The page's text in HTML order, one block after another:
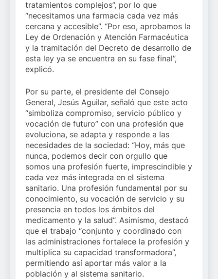
tratamientos complejos”, por lo que
“necesitamos una farmacia cada vez más
cercana y accesible”. “Por eso, aprobamos la
Ley de Ordenación y Atención Farmacéutica
y la tramitación del Decreto de desarrollo de
esta ley ya se encuentra en su fase final”,
explicó.
Por su parte, el presidente del Consejo
General, Jesús Aguilar, señaló que este acto
“simboliza compromiso, servicio público y
vocación de futuro” con una profesión que
evoluciona, se adapta y responde a las
necesidades de la sociedad: “Hoy, más que
nunca, podemos decir con orgullo que
somos una profesión fuerte, imprescindible y
cada vez más integrada en el sistema
sanitario. Una profesión fundamental por su
conocimiento, su vocación de servicio y su
presencia en todos los ámbitos del
medicamento y la salud”. Asimismo, destacó
que el trabajo “conjunto y coordinado con
las administraciones fortalece la profesión y
multiplica su capacidad transformadora”,
permitiendo así aportar más valor a la
población y al sistema sanitario.